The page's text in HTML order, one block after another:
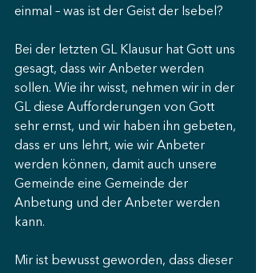
einmal – was ist der Geist der Isebel?
Bei der letzten GL Klausur hat Gott uns
gesagt, dass wir Anbeter werden
sollen. Wie ihr wisst, nehmen wir in der
GL diese Aufforderungen von Gott
sehr ernst, und wir haben ihn gebeten,
dass er uns lehrt, wie wir Anbeter
werden können, damit auch unsere
Gemeinde eine Gemeinde der
Anbetung und der Anbeter werden
kann.
Mir ist bewusst geworden, dass dieser